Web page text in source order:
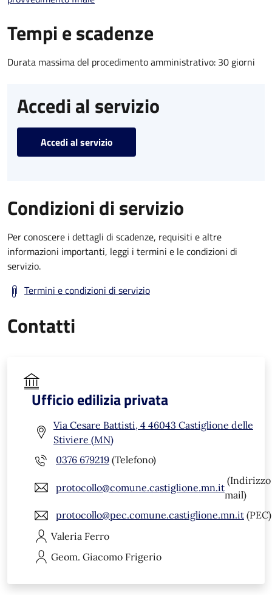
Tempi e scadenze
Durata massima del procedimento amministrativo: 30 giorni
Accedi al servizio
Accedi al servizio
Condizioni di servizio
Per conoscere i dettagli di scadenze, requisiti e altre
informazioni importanti, leggi i termini e le condizioni di
servizio.
Termini e condizioni di servizio
Contatti
Ufficio edilizia privata
Via Cesare Battisti, 4 46043 Castiglione delle
Stiviere (MN)
0376 679219 (Telefono)
protocollo@comune.castiglione.mn.it
(Indirizzo
mail)
protocollo@pec.comune.castiglione.mn.it (PEC)
Valeria Ferro
Geom. Giacomo Frigerio